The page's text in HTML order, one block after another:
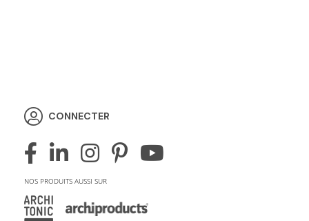
CONNECTER
NOS PRODUITS AUSSI SUR